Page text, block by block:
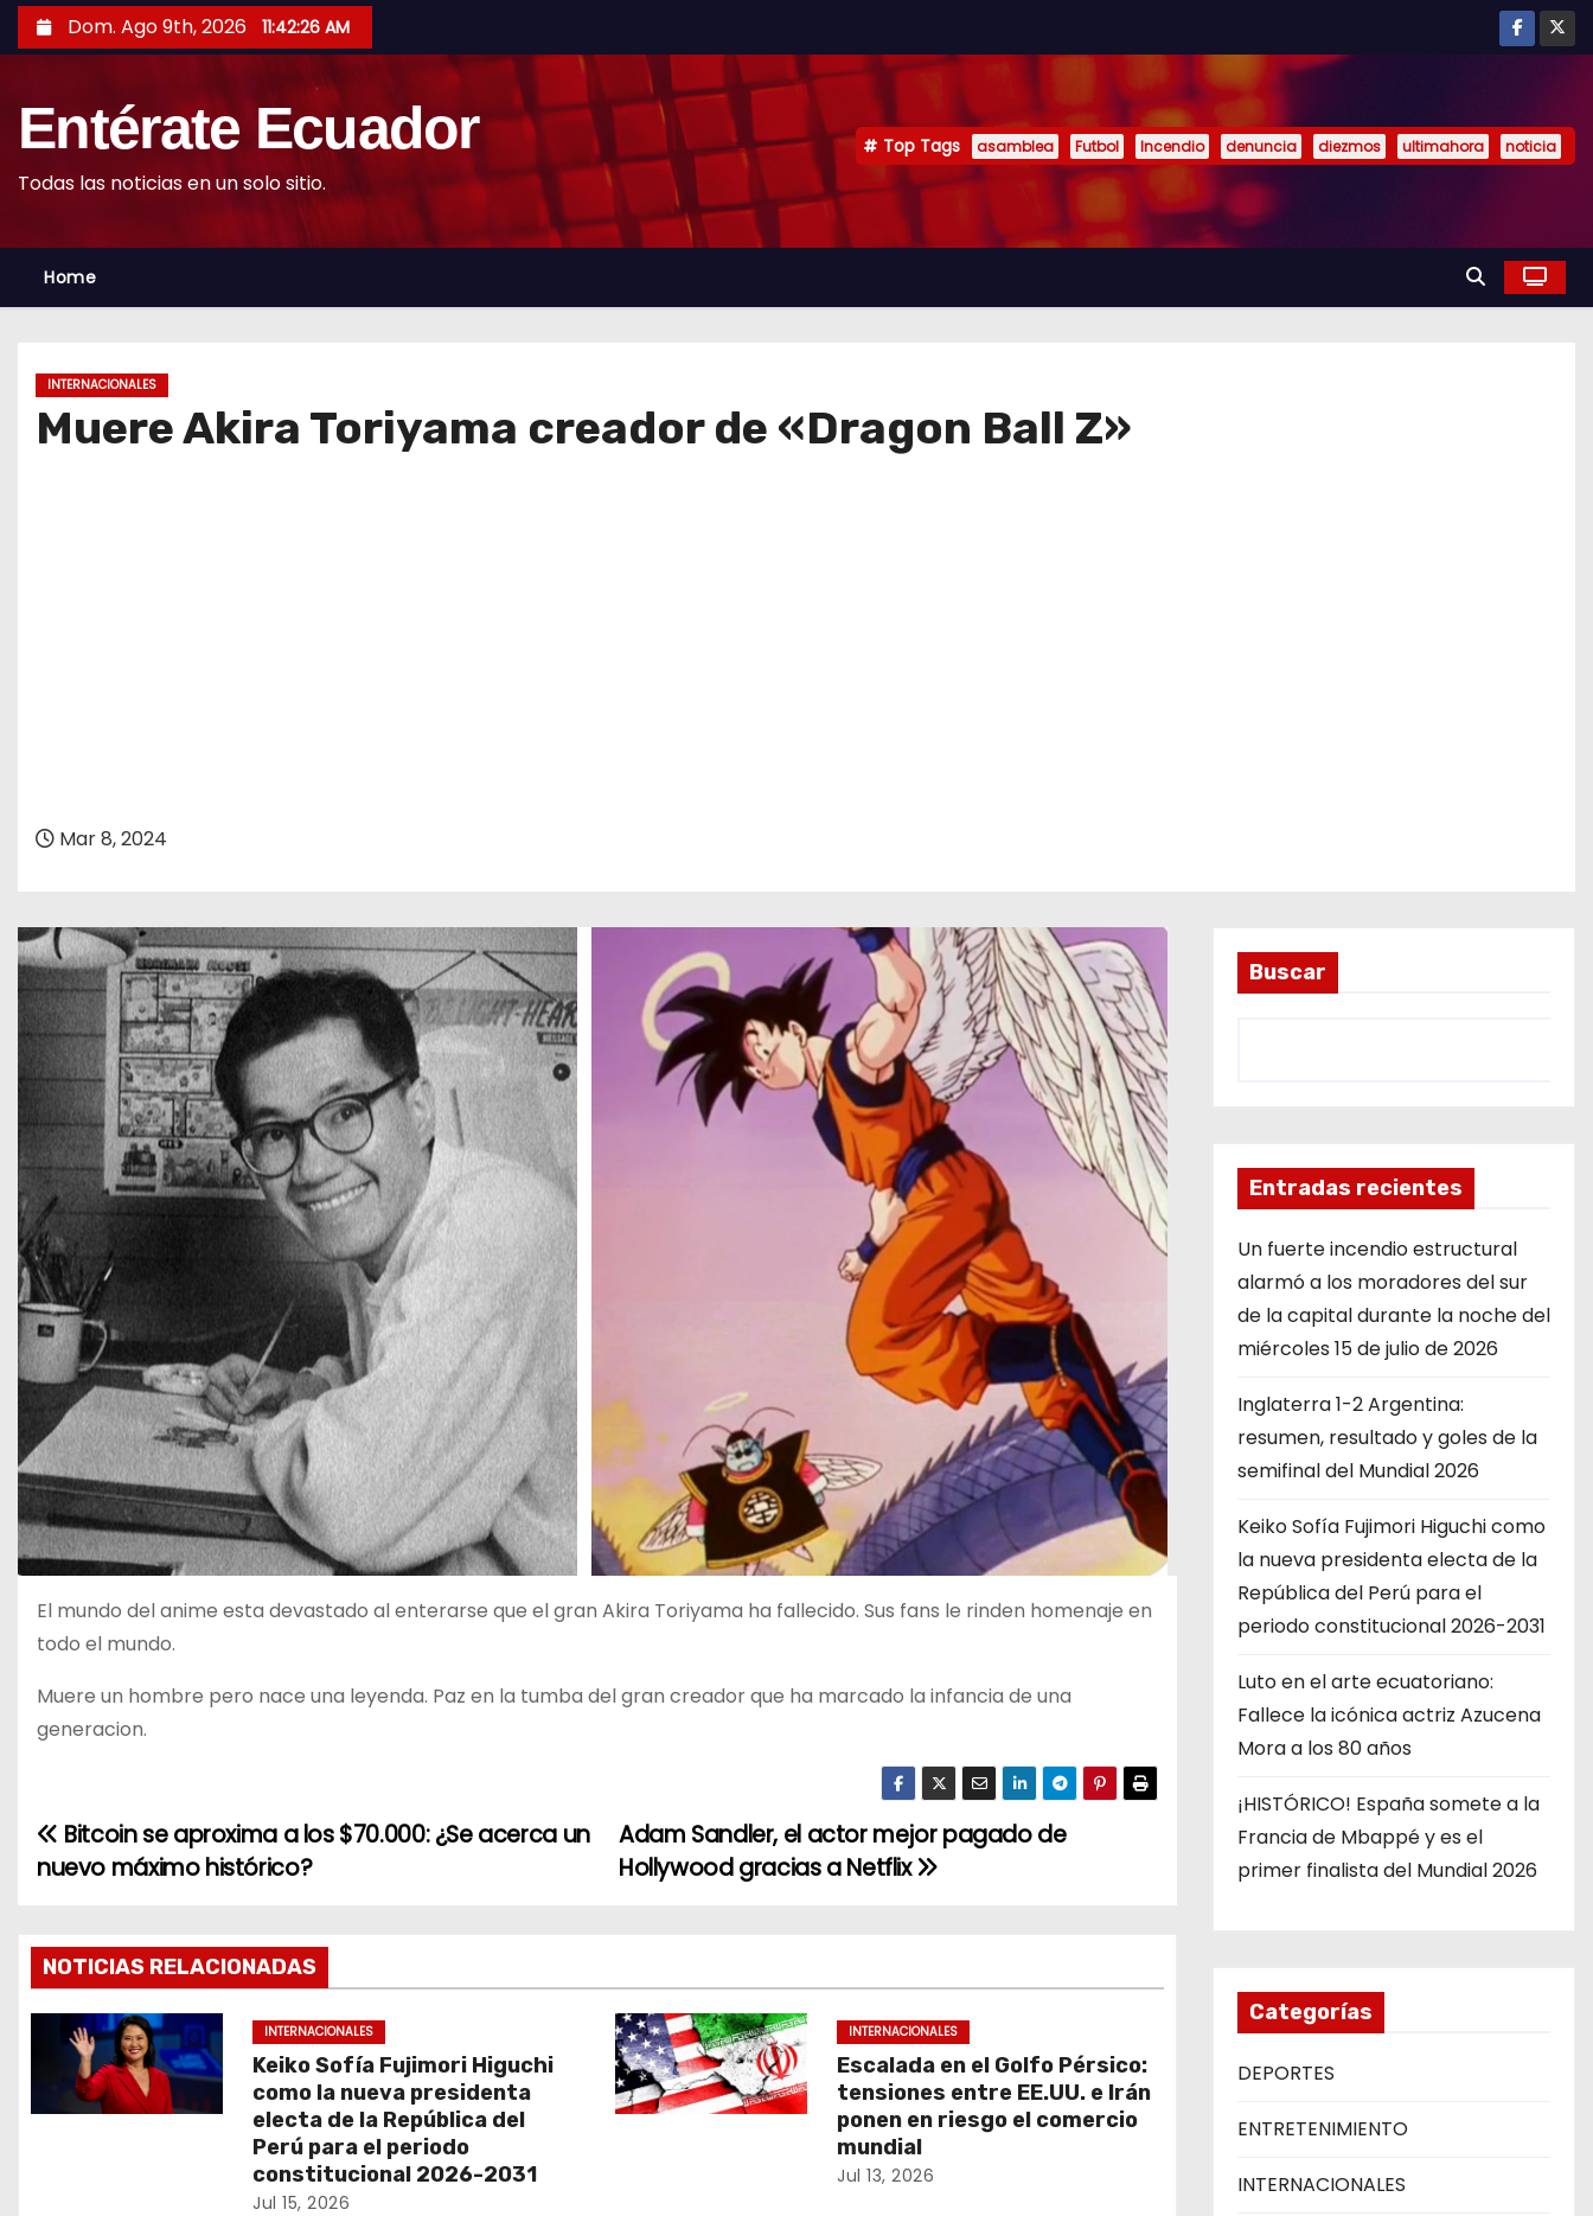
k
o
t
Dom. Ago 9th, 2026 11:42:28 AM
Entérate Ecuador
Todas las noticias en un solo sitio.
Top Tags asamblea Futbol Incendio denuncia diezmos ultimahora noticia
Home
INTERNACIONALES
Muere Akira Toriyama creador de «Dragon Ball Z»
Mar 8, 2024
El mundo del anime esta devastado al enterarse que el gran Akira Toriyama ha fallecido. Sus fans le rinden homenaje en
todo el mundo.
Muere un hombre pero nace una leyenda. Paz en la tumba del gran creador que ha marcado la infancia de una
generacion.
N
v
e
Adam Sandler, el actor mejor pagado de
Hollywood gracias a Netflix
Bitcoin se aproxima a los $70.000: ¿Se acerca un
nuevo máximo histórico?
NOTICIAS RELACIONADAS
INTERNACIONALES
Keiko Sofía Fujimori Higuchi
como la nueva presidenta
electa de la República del
Perú para el periodo
constitucional 2026-2031
Jul 15, 2026
INTERNACIONALES
Escalada en el Golfo Pérsico:
tensiones entre EE.UU. e Irán
ponen en riesgo el comercio
mundial
Jul 13, 2026
Buscar
Entradas recientes
Un fuerte incendio estructural
alarmó a los moradores del sur
de la capital durante la noche del
miércoles 15 de julio de 2026
Inglaterra 1-2 Argentina:
resumen, resultado y goles de la
semifinal del Mundial 2026
Keiko Sofía Fujimori Higuchi como
la nueva presidenta electa de la
República del Perú para el
periodo constitucional 2026-2031
Luto en el arte ecuatoriano:
Fallece la icónica actriz Azucena
Mora a los 80 años
¡HISTÓRICO! España somete a la
Francia de Mbappé y es el
primer finalista del Mundial 2026
Categorías
DEPORTES
ENTRETENIMIENTO
INTERNACIONALES